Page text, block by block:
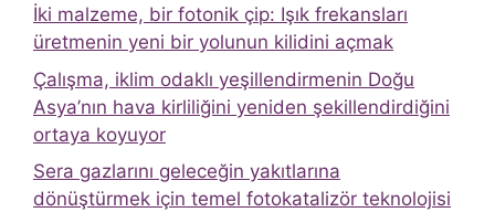
İki malzeme, bir fotonik çip: Işık frekansları
üretmenin yeni bir yolunun kilidini açmak
Çalışma, iklim odaklı yeşillendirmenin Doğu
Asya’nın hava kirliliğini yeniden şekillendirdiğini
ortaya koyuyor
Sera gazlarını geleceğin yakıtlarına
dönüştürmek için temel fotokatalizör teknolojisi